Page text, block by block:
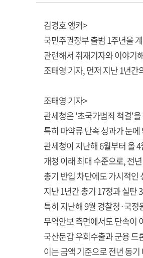
김경호 앵커>
국민주권정부 출범 1주년을
관련해서 취재기자와 이야기
조태영 기자, 먼저 지난 1년간
조태영 기자>
관세청은 '초국가범죄 척결'
특히 마약류 단속 성과가 눈
관세청이 지난해 6월부터 올
개청 이래 최대 수준으로, 전
총기 반입 차단에도 가시적인
지난 1년간 총기 17정과 실탄
특히 지난해 9월 경찰청·국
무역안보 측면에서도 단속이
국산둔갑 우회수출과 군용 드
이는 금액 기준으로 전년 동